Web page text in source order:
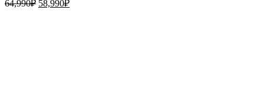
64,990₽ 58,990₽